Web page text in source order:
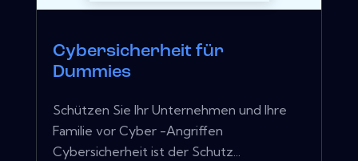
Cybersicherheit für
Dummies
Schützen Sie Ihr Unternehmen und Ihre
Familie vor Cyber ​​-Angriffen
Cybersicherheit ist der Schutz...